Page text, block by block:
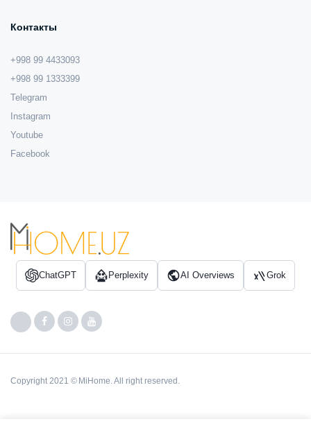
Контакты
+998 99 4433093
+998 99 1333399
Telegram
Instagram
Youtube
Facebook
ChatGPT Perplexity AI Overviews Grok
Copyright 2021 © MiHome. All right reserved.